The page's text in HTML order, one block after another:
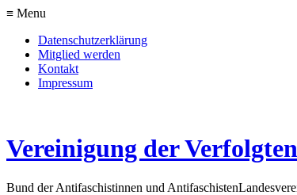
≡ Menu
Datenschutzerklärung
Mitglied werden
Kontakt
Impressum
Vereinigung der
Bund der Antifaschistinnen und Antifaschisten